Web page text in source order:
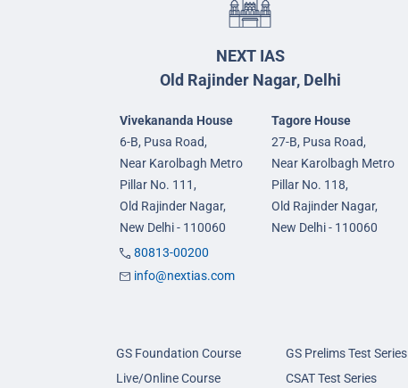
NEXT IAS
Old Rajinder Nagar, Delhi
Vivekananda House
6-B, Pusa Road,
Near Karolbagh Metro
Pillar No. 111,
Old Rajinder Nagar,
New Delhi - 110060
Tagore House
27-B, Pusa Road,
Near Karolbagh Metro
Pillar No. 118,
Old Rajinder Nagar,
New Delhi - 110060
80813-00200
info@nextias.com
GS Foundation Course
Live/Online Course
GS Prelims Test Series
CSAT Test Series